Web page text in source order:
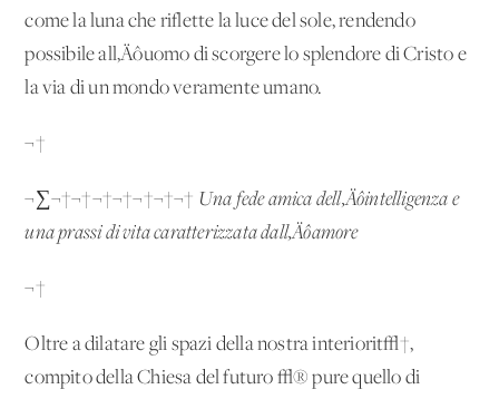
come la luna che riflette la luce del sole, rendendo
possibile all‚Äôuomo di scorgere lo splendore di Cristo e
la via di un mondo veramente umano.
¬†
¬∑¬†¬†¬†¬†¬†¬†¬† Una fede amica dell‚Äôintelligenza e
una prassi di vita caratterizzata dall‚Äôamore
¬†
Oltre a dilatare gli spazi della nostra interiorit√†,
compito della Chiesa del futuro √® pure quello di